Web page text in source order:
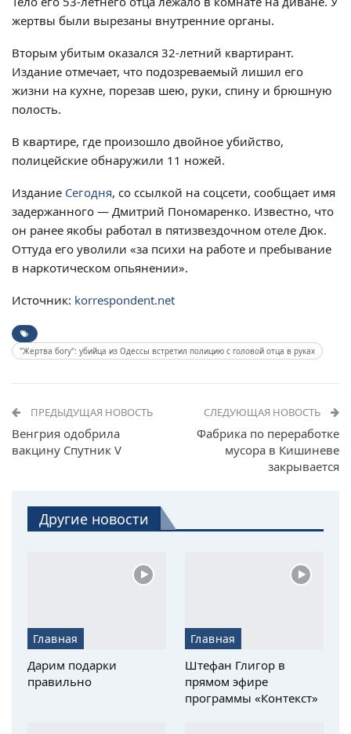
жертвы были вырезаны внутренние органы.
Вторым убитым оказался 32-летний квартирант.
Издание отмечает, что подозреваемый лишил его
жизни на кухне, порезав шею, руки, спину и брюшную
полость.
В квартире, где произошло двойное убийство,
полицейские обнаружили 11 ножей.
Издание Сегодня, со ссылкой на соцсети, сообщает имя
задержанного — Дмитрий Пономаренко. Известно, что
он ранее якобы работал в пятизвездочном отеле Дюк.
Оттуда его уволили «за психи на работе и пребывание
в наркотическом опьянении».
Источник: korrespondent.net
"Жертва богу": убийца из Одессы встретил полицию с головой отца в руках
ПРЕДЫДУЩАЯ НОВОСТЬ
Венгрия одобрила
вакцину Спутник V
СЛЕДУЮЩАЯ НОВОСТЬ
Фабрика по переработке
мусора в Кишиневе
закрывается
Другие новости
Главная
Дарим подарки
правильно
Главная
Штефан Глигор в
прямом эфире
программы «Контекст»